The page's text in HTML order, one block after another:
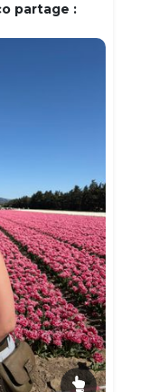
partage :